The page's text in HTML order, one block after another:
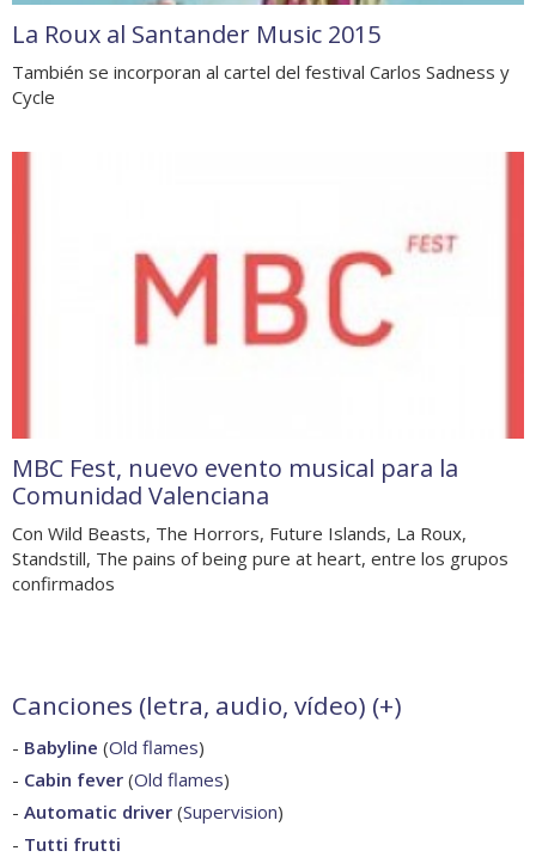
La Roux al Santander Music 2015
También se incorporan al cartel del festival Carlos Sadness y
Cycle
MBC Fest, nuevo evento musical para la
Comunidad Valenciana
Con Wild Beasts, The Horrors, Future Islands, La Roux,
Standstill, The pains of being pure at heart, entre los grupos
confirmados
Canciones (letra, audio, vídeo) (+)
- Babyline (Old flames)
- Cabin fever (Old flames)
- Automatic driver (Supervision)
- Tutti frutti